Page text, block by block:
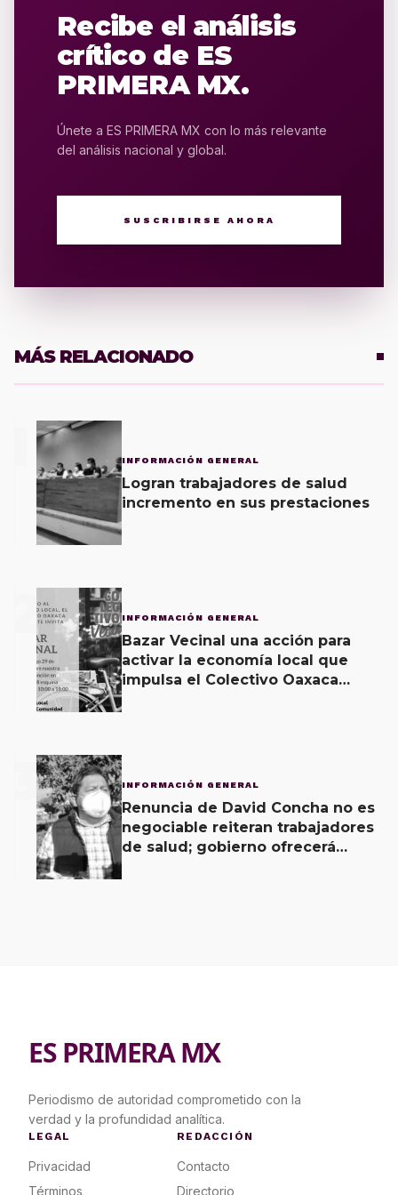
Recibe el análisis
crítico de ES
PRIMERA MX.
Únete a ES PRIMERA MX con lo más relevante
del análisis nacional y global.
SUSCRIBIRSE AHORA
MÁS RELACIONADO
INFORMACIÓN GENERAL
Logran trabajadores de salud
incremento en sus prestaciones
2 INFORMACIÓN GENERAL
Bazar Vecinal una acción para
activar la economía local que
impulsa el Colectivo Oaxaca
3 INFORMACIÓN GENERAL
Renuncia de David Concha no es
negociable reiteran trabajadores
de salud; gobierno ofrecerá
ES PRIMERA MX
Periodismo de autoridad comprometido con la
verdad y la profundidad analítica.
LEGAL
Privacidad
Términos
REDACCIÓN
Contacto
Directorio